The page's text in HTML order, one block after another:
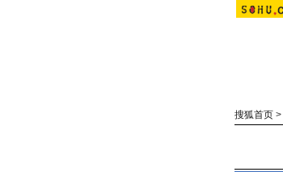
搜狐首页 >